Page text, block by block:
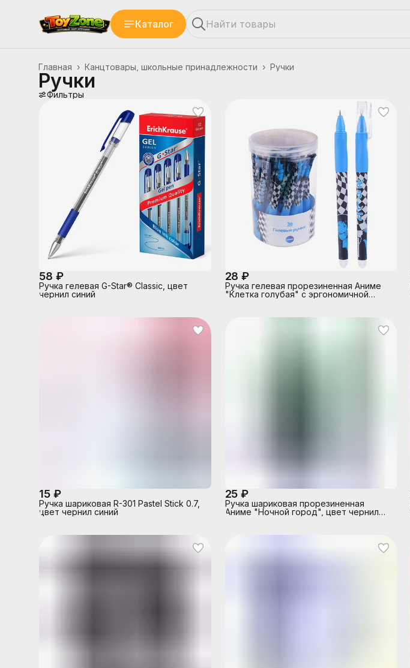
Каталог
Ручки
Канцтовары, школьные принадлежности ›
Главная ›
Ручки
Фильтры
58 ₽
Ручка гелевая G-Star® Classic, цвет
чернил синий
28 ₽
Ручка гелевая прорезиненная Аниме
"Клетка голубая" с эргономичной
15 ₽
Ручка шариковая R-301 Pastel Stick 0.7,
цвет чернил синий
25 ₽
Ручка шариковая прорезиненная
Аниме "Ночной город", цвет чернил